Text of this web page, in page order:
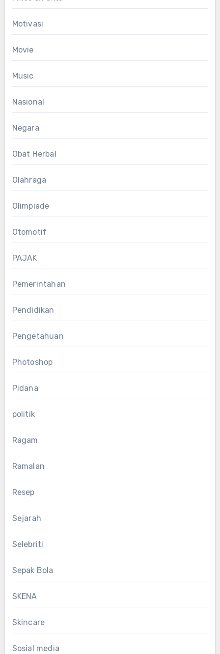
Motivasi
Movie
Music
Nasional
Negara
Obat Herbal
Olahraga
Olimpiade
Otomotif
PAJAK
Pemerintahan
Pendidikan
Pengetahuan
Photoshop
Pidana
politik
Ragam
Ramalan
Resep
Sejarah
Selebriti
Sepak Bola
SKENA
Skincare
Sosial media